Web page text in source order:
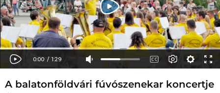
A balatonföldvári fúvószenekar koncertje